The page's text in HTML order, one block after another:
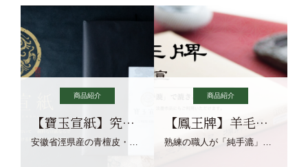
商品紹介
【寶玉宣紙】究極の純粋な宣紙を目指す寶玉宣紙
安徽省涇県産の青檀皮・砂田稲藁・清らかな渓流水、熟練手漉き職人の卓越した手漉技術による最高級の純宣紙です。
商品紹介
【鳳王牌】羊毛筆×濃墨での揮毫に最適な宣紙系画仙紙
熟練の職人が「純手漉」で漉きあげる書画紙。宣紙を好まれるお客様向けの棉料単宣に漉きあげました。